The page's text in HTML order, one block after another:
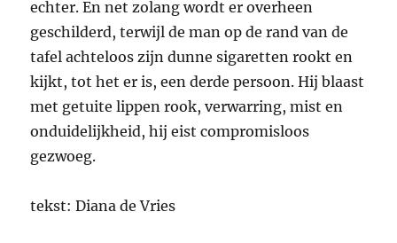
echter. En net zolang wordt er overheen
geschilderd, terwijl de man op de rand van de
tafel achteloos zijn dunne sigaretten rookt en
kijkt, tot het er is, een derde persoon. Hij blaast
met getuite lippen rook, verwarring, mist en
onduidelijkheid, hij eist compromisloos
gezwoeg.
tekst: Diana de Vries